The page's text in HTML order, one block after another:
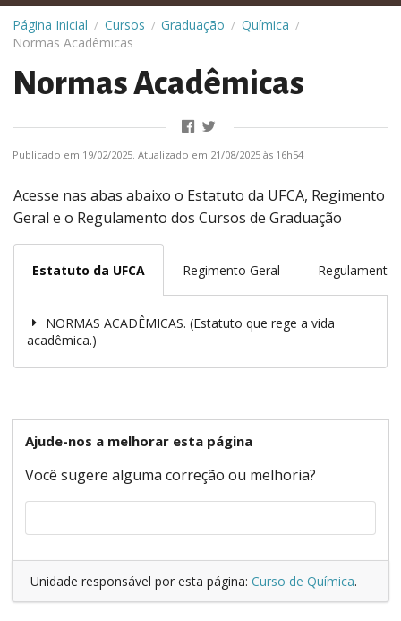
Página Inicial / Cursos / Graduação / Química /
Normas Acadêmicas
Normas Acadêmicas
Publicado em 19/02/2025. Atualizado em 21/08/2025 às 16h54
Acesse nas abas abaixo o Estatuto da UFCA, Regimento
Geral e o Regulamento dos Cursos de Graduação
Estatuto da UFCA Regimento Geral Regulamento
NORMAS ACADÊMICAS. (Estatuto que rege a vida
acadêmica.)
Ajude-nos a melhorar esta página
Você sugere alguma correção ou melhoria?
Unidade responsável por esta página: Curso de Química.